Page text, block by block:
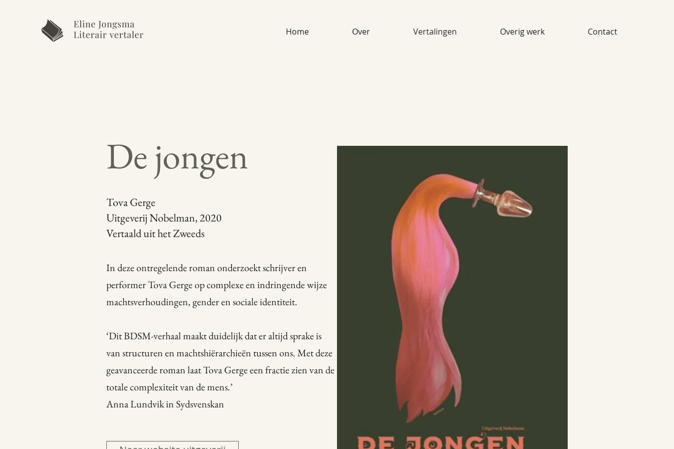
Home Over Vertalingen Overig werk Contact
De jongen
Tova Gerge
Uitgeverij Nobelman, 2020
Vertaald uit het Zweeds
In deze ontregelende roman onderzoekt schrijver en
performer Tova Gerge op complexe en indringende wijze
machtsverhoudingen, gender en sociale identiteit.
‘Dit BDSM-verhaal maakt duidelijk dat er altijd sprake is
van structuren en machtshiërarchieën tussen ons. Met deze
geavanceerde roman laat Tova Gerge een fractie zien van de
totale complexiteit van de mens.’
Anna Lundvik in Sydsvenskan